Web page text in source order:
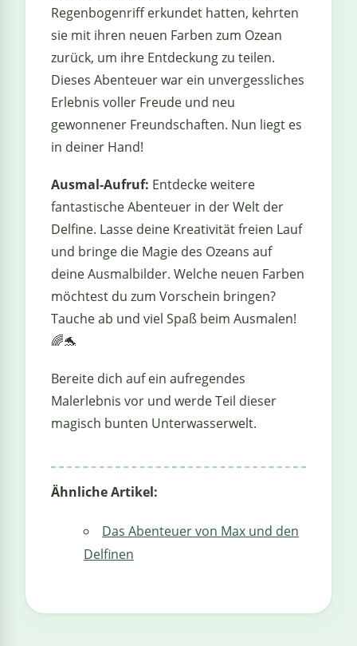
Regenbogenriff erkundet hatten, kehrten
sie mit ihren neuen Farben zum Ozean
zurück, um ihre Entdeckung zu teilen.
Dieses Abenteuer war ein unvergessliches
Erlebnis voller Freude und neu
gewonnener Freundschaften. Nun liegt es
in deiner Hand!
Ausmal-Aufruf: Entdecke weitere
fantastische Abenteuer in der Welt der
Delfine. Lasse deine Kreativität freien Lauf
und bringe die Magie des Ozeans auf
deine Ausmalbilder. Welche neuen Farben
möchtest du zum Vorschein bringen?
Tauche ab und viel Spaß beim Ausmalen!
🌈🐬
Bereite dich auf ein aufregendes
Malerlebnis vor und werde Teil dieser
magisch bunten Unterwasserwelt.
Ähnliche Artikel:
Das Abenteuer von Max und den
Delfinen